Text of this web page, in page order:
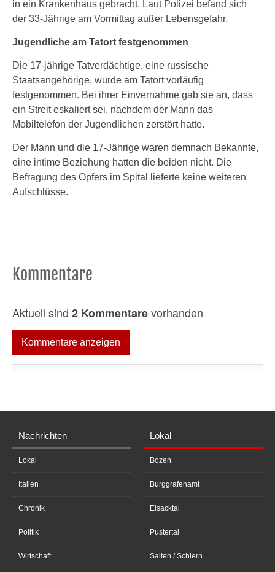
in ein Krankenhaus gebracht. Laut Polizei befand sich
der 33-Jährige am Vormittag außer Lebensgefahr.
Jugendliche am Tatort festgenommen
Die 17-jährige Tatverdächtige, eine russische
Staatsangehörige, wurde am Tatort vorläufig
festgenommen. Bei ihrer Einvernahme gab sie an, dass
ein Streit eskaliert sei, nachdem der Mann das
Mobiltelefon der Jugendlichen zerstört hatte.
Der Mann und die 17-Jährige waren demnach Bekannte,
eine intime Beziehung hatten die beiden nicht. Die
Befragung des Opfers im Spital lieferte keine weiteren
Aufschlüsse.
Kommentare
Aktuell sind 2 Kommentarevorhanden
Kommentare anzeigen
Nachrichten
Lokal
Italien
Chronik
Politik
Wirtschaft
Lokal
Bozen
Burggrafenamt
Eisacktal
Pustertal
Salten / Schlern